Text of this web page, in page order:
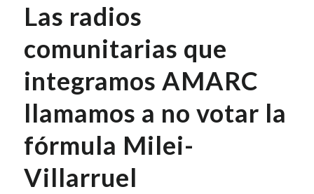
Las radios
comunitarias que
integramos AMARC
llamamos a no votar la
fórmula Milei-
Villarruel